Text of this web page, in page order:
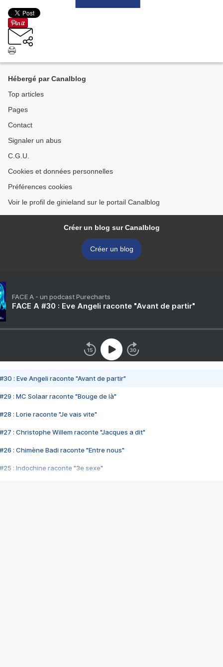
Hébergé par Canalblog
Top articles
Pages
Contact
Signaler un abus
C.G.U.
Cookies et données personnelles
Préférences cookies
Voir le profil de ginieland sur le portail Canalblog
Créer un blog sur Canalblog
Créer un blog
FACE A - un podcast Purecharts
FACE A #30 : Eve Angeli raconte "Avant de partir"
#30 : Eve Angeli raconte "Avant de partir"
#29 : MC Solaar raconte "Bouge de là"
#28 : Lorie raconte "Je vais vite"
#27 : Christophe Willem raconte "Jacques a dit"
#26 : Chimène Badi raconte "Entre nous"
#25 : Indochine raconte "3e sexe"